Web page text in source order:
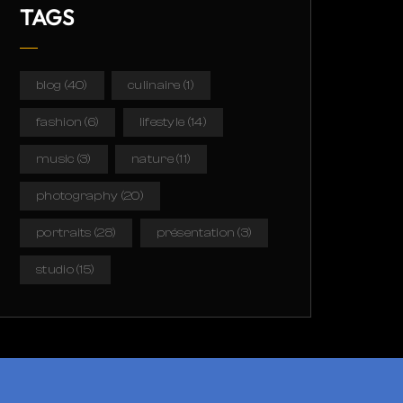
TAGS
blog (40) culinaire (1)
fashion (6) lifestyle (14)
music (3) nature(11)
photography (20)
portraits (28) présentation (3)
studio(15)